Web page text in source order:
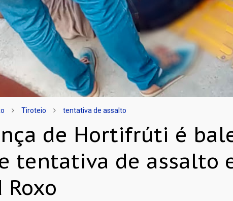
Tiroteio tentativa de assalto
de Hortifrúti é
tentativa de assalto